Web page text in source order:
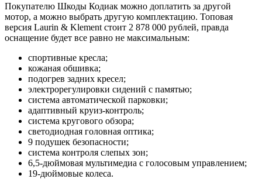
Покупателю Шкоды Кодиак можно доплатить за другой
мотор, а можно выбрать другую комплектацию. Топовая
версия Laurin & Klement стоит 2 878 000 рублей, правда
оснащение будет все равно не максимальным:
спортивные кресла;
кожаная обшивка;
подогрев задних кресел;
электрорегулировки сидений с памятью;
система автоматической парковки;
адаптивный круиз-контроль;
система кругового обзора;
светодиодная головная оптика;
9 подушек безопасности;
система контроля слепых зон;
6,5-дюймовая мультимедиа с голосовым управлением;
19-дюймовые колеса.